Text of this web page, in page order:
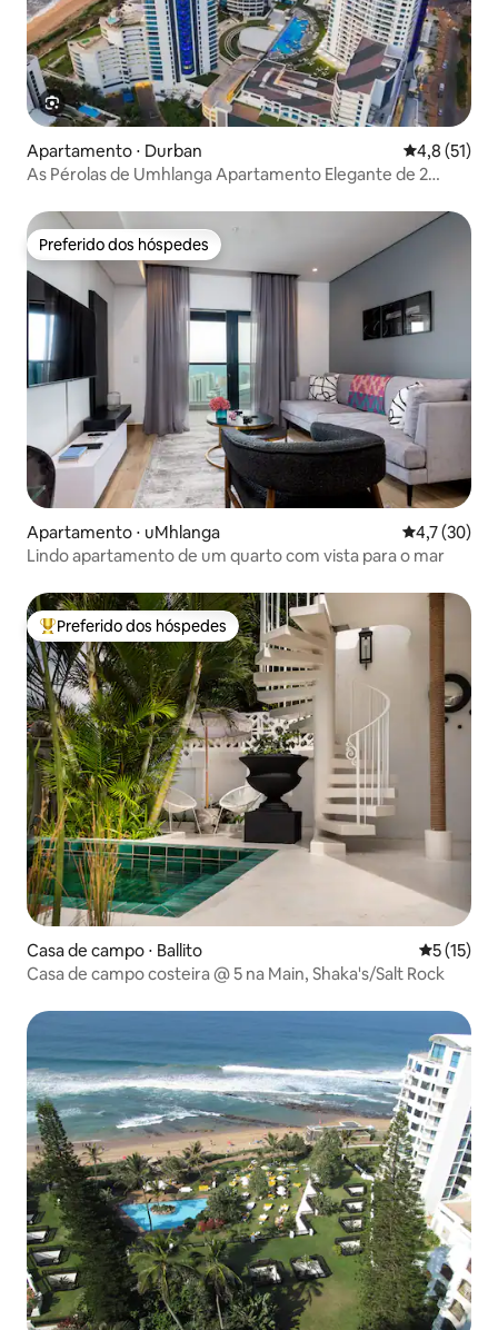
Apartamento ⋅ Durban 4,8 de uma
4,8 (51)
As Pérolas de Umhlanga Apartamento Elegante de 2
Preferido dos hóspedes
Preferido dos hóspedes
Apartamento ⋅ uMhlanga 4,7 de uma
4,7 (30)
Lindo apartamento de um quarto com vista para o mar
Entre os melhores preferidos dos hóspedes
Preferido dos hóspedes
Casa de campo ⋅ Ballito 5 de uma
5 (15)
Casa de campo costeira @ 5 na Main, Shaka's/Salt Rock